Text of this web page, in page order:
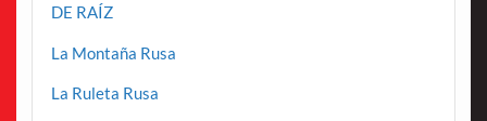
DE RAÍZ
La Montaña Rusa
La Ruleta Rusa